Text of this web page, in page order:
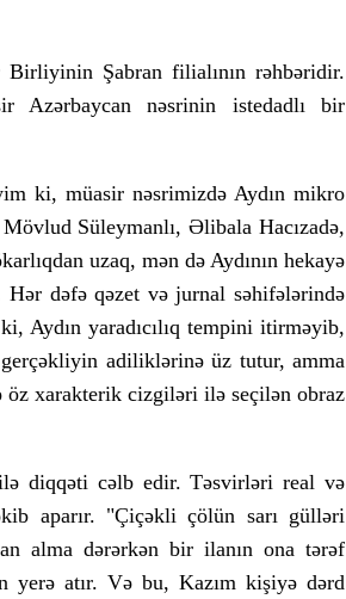
Birliyinin Şabran filialının rəhbəridir.
Azərbaycan nəsrinin istedadlı bir
ki, müasir nəsrimizdə Aydın mikro
Süleymanlı, Əlibala Hacızadə,
uzaq, mən də Aydının hekayə
Hər dəfə qəzet və jurnal səhifələrində
Aydın yaradıcılıq tempini itirməyib,
adiliklərinə üz tutur, amma
öz xarakterik cizgiləri ilə seçilən obraz
diqqəti cəlb edir. Təsvirləri real və
aparır. "Çiçəkli çölün sarı gülləri
alma dərərkən bir ilanın ona tərəf
yerə atır. Və bu, Kazım kişiyə dərd